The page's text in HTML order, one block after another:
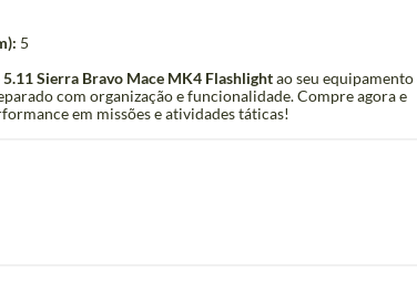
5
5.11 Sierra Bravo Mace MK4 Flashlightao seu equipamento
com organização e funcionalidade. Compre agora e
em missões e atividades táticas!